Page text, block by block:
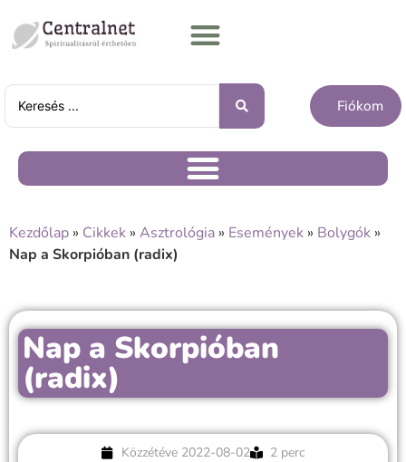
Fiókom
Kezdőlap » Cikkek » Asztrológia » Események » Bolygók »
Nap a Skorpióban (radix)
Nap a Skorpióban
(radix)
Közzétéve 2022-08-02
2 perc